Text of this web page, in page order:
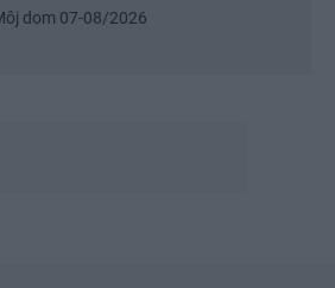
dom 07-08/2026